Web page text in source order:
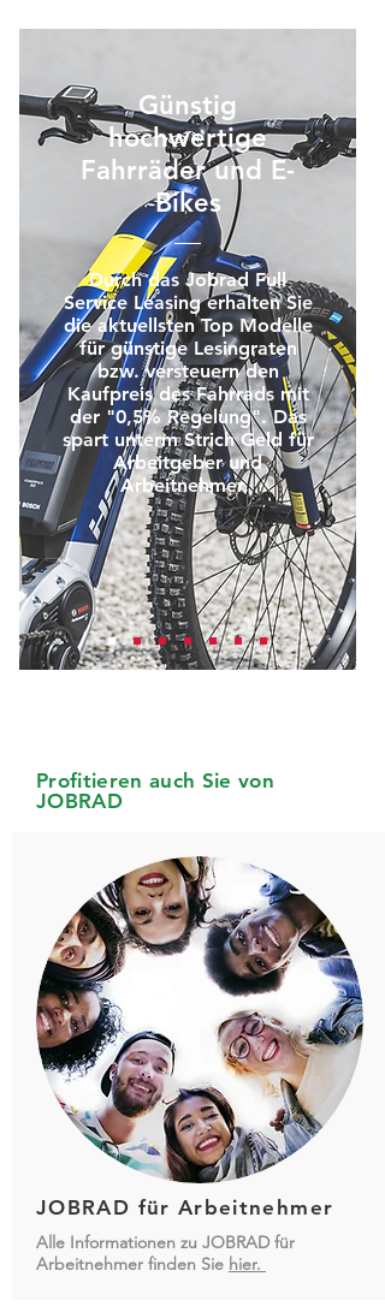
Günstig
hochwertige
Fahrräder und E-
Bikes
Durch das Jobrad Full
Service Leasing erhalten Sie
die aktuellsten Top Modelle
für günstige Lesingraten
bzw. versteuern den
Kaufpreis des Fahrrads mit
der "0,5% Regelung". Das
spart unterm Strich Geld für
Arbeitgeber und
Arbeitnehmer.
Profitieren auch Sie von
JOBRAD
JOBRAD für Arbeitnehmer
Alle Informationen zu JOBRAD für
Arbeitnehmer finden Sie hier.